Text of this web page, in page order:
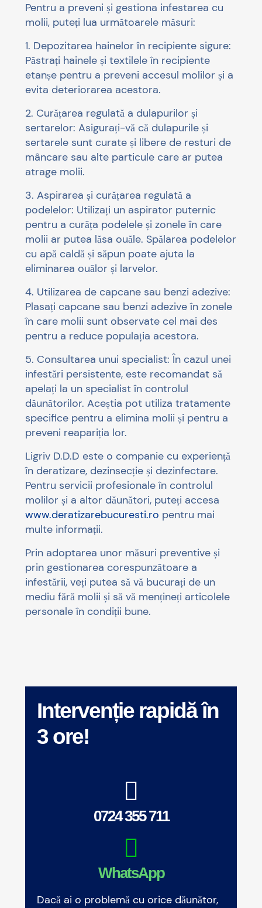
Pentru a preveni și gestiona infestarea cu
molii, puteți lua următoarele măsuri:
1. Depozitarea hainelor în recipiente sigure:
Păstrați hainele și textilele în recipiente
etanșe pentru a preveni accesul molilor și a
evita deteriorarea acestora.
2. Curățarea regulată a dulapurilor și
sertarelor: Asigurați-vă că dulapurile și
sertarele sunt curate și libere de resturi de
mâncare sau alte particule care ar putea
atrage molii.
3. Aspirarea și curățarea regulată a
podelelor: Utilizați un aspirator puternic
pentru a curăța podelele și zonele în care
molii ar putea lăsa ouăle. Spălarea podelelor
cu apă caldă și săpun poate ajuta la
eliminarea ouălor și larvelor.
4. Utilizarea de capcane sau benzi adezive:
Plasați capcane sau benzi adezive în zonele
în care molii sunt observate cel mai des
pentru a reduce populația acestora.
5. Consultarea unui specialist: În cazul unei
infestări persistente, este recomandat să
apelați la un specialist în controlul
dăunătorilor. Aceștia pot utiliza tratamente
specifice pentru a elimina molii și pentru a
preveni reapariția lor.
Ligriv D.D.D este o companie cu experiență
în deratizare, dezinsecție și dezinfectare.
Pentru servicii profesionale în controlul
molilor și a altor dăunători, puteți accesa
www.deratizarebucuresti.ro pentru mai
multe informații.
Prin adoptarea unor măsuri preventive și
prin gestionarea corespunzătoare a
infestării, veți putea să vă bucurați de un
mediu fără molii și să vă mențineți articolele
personale în condiții bune.
Intervenție rapidă în
3 ore!
0724 355 711
WhatsApp
Dacă ai o problemă cu orice dăunător,